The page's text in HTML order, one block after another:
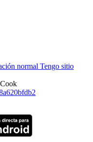
normal Tengo sitio